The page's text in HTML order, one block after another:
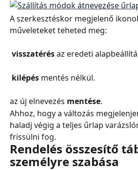
A szerkesztéskor megjelenő
műveleteket teheted meg:
visszatérés az eredeti
kilépés mentés nélkül.
az új elnevezés mentése.
Ahhoz, hogy a változás
haladj végig a teljes űrlap
frissülni fog.
Rendelés összesítő
személyre szabása